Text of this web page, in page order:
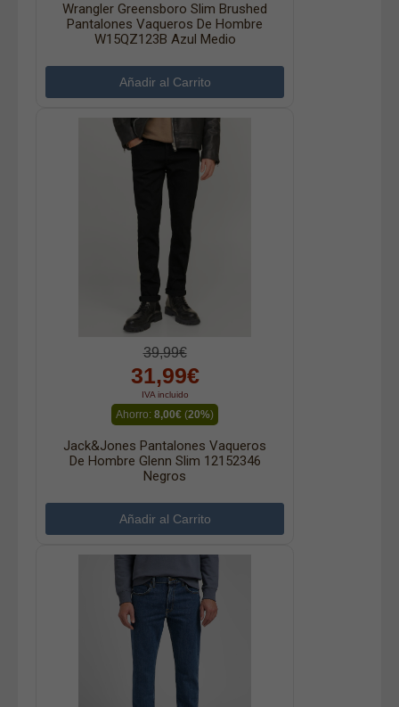
Wrangler Greensboro Slim Brushed
Pantalones Vaqueros De Hombre
W15QZ123B Azul Medio
39,99€
31,99€
IVA incluido
Ahorro: 8,00€ (20%)
Jack&Jones Pantalones Vaqueros
De Hombre Glenn Slim 12152346
Negros